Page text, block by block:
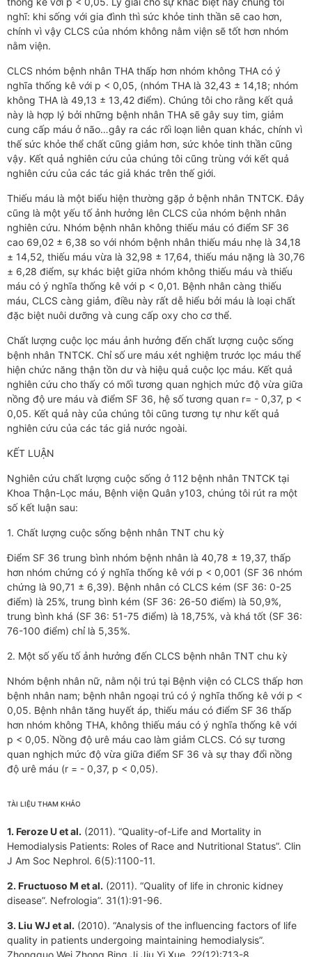
nghĩ: khi sống với gia đình thì sức khỏe tinh thần sẽ cao hơn,
chính vì vậy CLCS của nhóm không nằm viện sẽ tốt hơn nhóm
nằm viện.
CLCS nhóm bệnh nhân THA thấp hơn nhóm không THA có ý
nghĩa thống kê với p < 0,05, (nhóm THA là 32,43 ± 14,18; nhóm
không THA là 49,13 ± 13,42 điểm). Chúng tôi cho rằng kết quả
này là hợp lý bởi những bệnh nhân THA sẽ gây suy tim, giảm
cung cấp máu ở não…gây ra các rối loạn liên quan khác, chính vì
thế sức khỏe thể chất cũng giảm hơn, sức khỏe tinh thần cũng
vậy. Kết quả nghiên cứu của chúng tôi cũng trùng với kết quả
nghiên cứu của các tác giả khác trên thế giới.
Thiếu máu là một biểu hiện thường gặp ở bệnh nhân TNTCK. Đây
cũng là một yếu tố ảnh hưởng lên CLCS của nhóm bệnh nhân
nghiên cứu. Nhóm bệnh nhân không thiếu máu có điểm SF 36
cao 69,02 ± 6,38 so với nhóm bệnh nhân thiếu máu nhẹ là 34,18
± 14,52, thiếu máu vừa là 32,98 ± 17,64, thiếu máu nặng là 30,76
± 6,28 điểm, sự khác biệt giữa nhóm không thiếu máu và thiếu
máu có ý nghĩa thống kê với p < 0,01. Bệnh nhân càng thiếu
máu, CLCS càng giảm, điều này rất dễ hiểu bởi máu là loại chất
đặc biệt nuôi dưỡng và cung cấp oxy cho cơ thể.
Chất lượng cuộc lọc máu ảnh hưởng đến chất lượng cuộc sống
bệnh nhân TNTCK. Chỉ số ure máu xét nghiệm trước lọc máu thể
hiện chức năng thận tồn dư và hiệu quả cuộc lọc máu. Kết quả
nghiên cứu cho thấy có mối tương quan nghịch mức độ vừa giữa
nồng độ ure máu và điểm SF 36, hệ số tương quan r= - 0,37, p <
0,05. Kết quả này của chúng tôi cũng tương tự như kết quả
nghiên cứu của các tác giả nước ngoài.
KẾT LUẬN
Nghiên cứu chất lượng cuộc sống ở 112 bệnh nhân TNTCK tại
Khoa Thận-Lọc máu, Bệnh viện Quân y103, chúng tôi rút ra một
số kết luận sau:
1. Chất lượng cuộc sống bệnh nhân TNT chu kỳ
Điểm SF 36 trung bình nhóm bệnh nhân là 40,78 ± 19,37, thấp
hơn nhóm chứng có ý nghĩa thống kê với p < 0,001 (SF 36 nhóm
chứng là 90,71 ± 6,39). Bệnh nhân có CLCS kém (SF 36: 0-25
điểm) là 25%, trung bình kém (SF 36: 26-50 điểm) là 50,9%,
trung bình khá (SF 36: 51-75 điểm) là 18,75%, và khá tốt (SF 36:
76-100 điểm) chỉ là 5,35%.
2. Một số yếu tố ảnh hưởng đến CLCS bệnh nhân TNT chu kỳ
Nhóm bệnh nhân nữ, nằm nội trú tại Bệnh viện có CLCS thấp hơn
bệnh nhân nam; bệnh nhân ngoại trú có ý nghĩa thống kê với p <
0,05. Bệnh nhân tăng huyết áp, thiếu máu có điểm SF 36 thấp
hơn nhóm không THA, không thiếu máu có ý nghĩa thống kê với
p < 0,05. Nồng độ urê máu cao làm giảm CLCS. Có sự tương
quan nghịch mức độ vừa giữa điểm SF 36 và sự thay đổi nồng
độ urê máu (r = - 0,37, p < 0,05).
TÀI LIỆU THAM KHẢO
1. Feroze U et al. (2011). “Quality-of-Life and Mortality in
Hemodialysis Patients: Roles of Race and Nutritional Status”. Clin
J Am Soc Nephrol. 6(5):1100-11.
2. Fructuoso M et al. (2011). “Quality of life in chronic kidney
disease”. Nefrologia”. 31(1):91-96.
3. Liu WJ et al. (2010). “Analysis of the influencing factors of life
quality in patients undergoing maintaining hemodialysis”.
Zhongguo Wei Zhong Bing Ji Jiu Yi Xue. 22(12):713-8.